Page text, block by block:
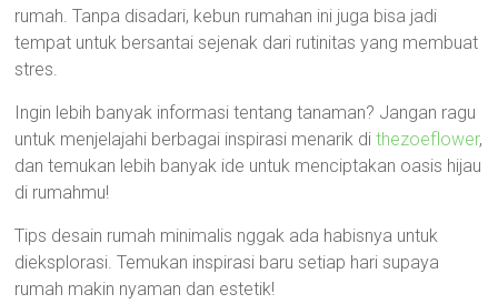
rumah. Tanpa disadari, kebun rumahan ini juga bisa jadi
tempat untuk bersantai sejenak dari rutinitas yang membuat
stres.
Ingin lebih banyak informasi tentang tanaman? Jangan ragu
untuk menjelajahi berbagai inspirasi menarik dithezoeflower,
dan temukan lebih banyak ide untuk menciptakan oasis hijau
di rumahmu!
Tips desain rumah minimalis nggak ada habisnya untuk
dieksplorasi. Temukan inspirasi baru setiap hari supaya
rumah makin nyaman dan estetik!